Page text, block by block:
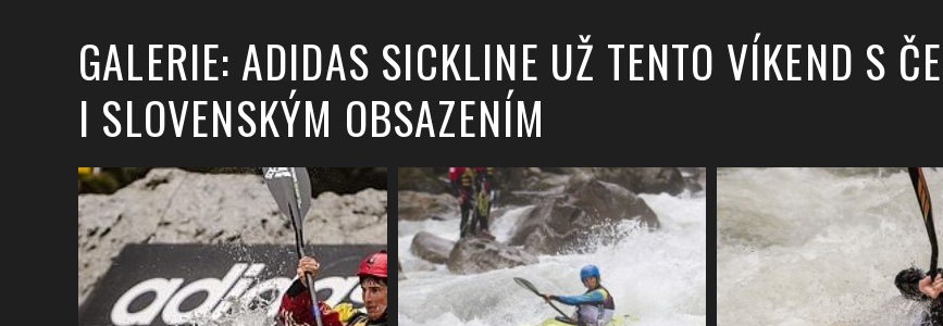
GALERIE: ADIDAS SICKLINE UŽ TENTO VÍKEND S
I SLOVENSKÝM OBSAZENÍM